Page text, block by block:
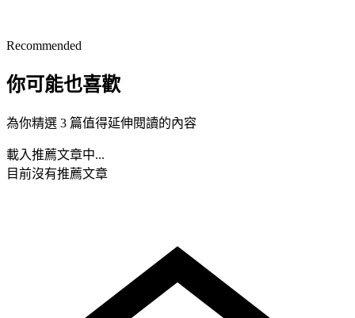
Recommended
你可能也喜歡
為你精選 3 篇值得延伸閱讀的內容
載入推薦文章中...
目前沒有推薦文章